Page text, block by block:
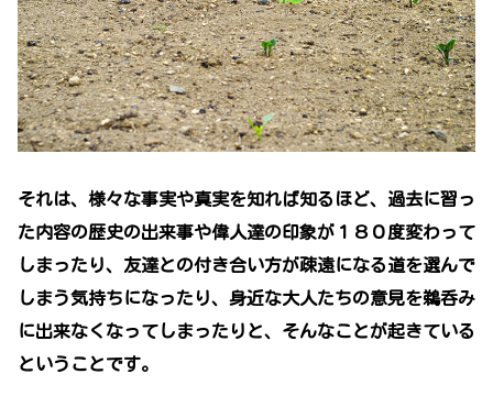
それは、様々な事実や真実を知れば知るほど、過去に習っ
た内容の歴史の出来事や偉人達の印象が１８０度変わって
しまったり、友達との付き合い方が疎遠になる道を選んで
しまう気持ちになったり、身近な大人たちの意見を鵜呑み
に出来なくなってしまったりと、そんなことが起きている
ということです。